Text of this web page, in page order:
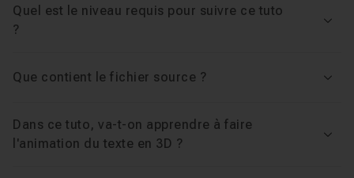
Quel est le niveau requis pour suivre ce tuto
?
Que contient le fichier source ?
Dans ce tuto, va-t-on apprendre à faire
l'animation du texte en 3D ?